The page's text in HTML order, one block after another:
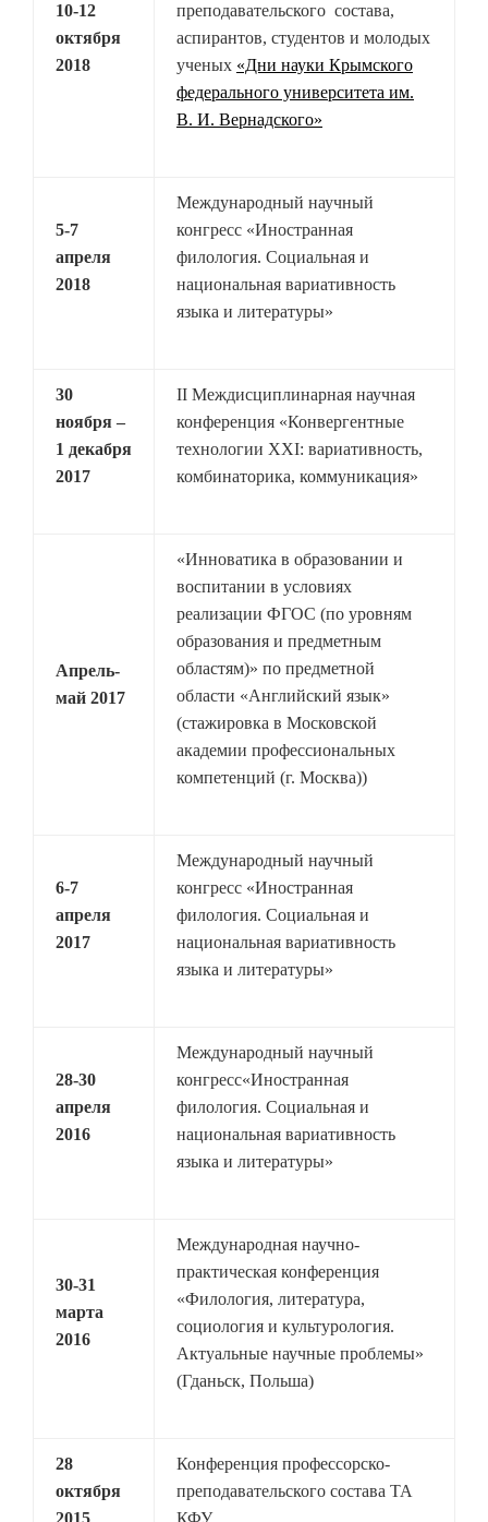
10-12
октября
2018
преподавательского состава,
аспирантов, студентов и молодых
ученых «Дни науки Крымского
федерального университета им.
В. И. Вернадского»
5-7
апреля
2018
Международный научный
конгресс «Иностранная
филология. Социальная и
национальная вариативность
языка и литературы»
30
ноября –
1 декабря
2017
II Междисциплинарная научная
конференция «Конвергентные
технологии XXI: вариативность,
комбинаторика, коммуникация»
Апрель-
май 2017
«Инноватика в образовании и
воспитании в условиях
реализации ФГОС (по уровням
образования и предметным
областям)» по предметной
области «Английский язык»
(стажировка в Московской
академии профессиональных
компетенций (г. Москва))
6-7
апреля
2017
Международный научный
конгресс «Иностранная
филология. Социальная и
национальная вариативность
языка и литературы»
28-30
апреля
2016
Международный научный
конгресс«Иностранная
филология. Социальная и
национальная вариативность
языка и литературы»
30-31
марта
2016
Международная научно-
практическая конференция
«Филология, литература,
социология и культурология.
Актуальные научные проблемы»
(Гданьск, Польша)
28
октября
2015
Конференция профессорско-
преподавательского состава ТА
КФУ